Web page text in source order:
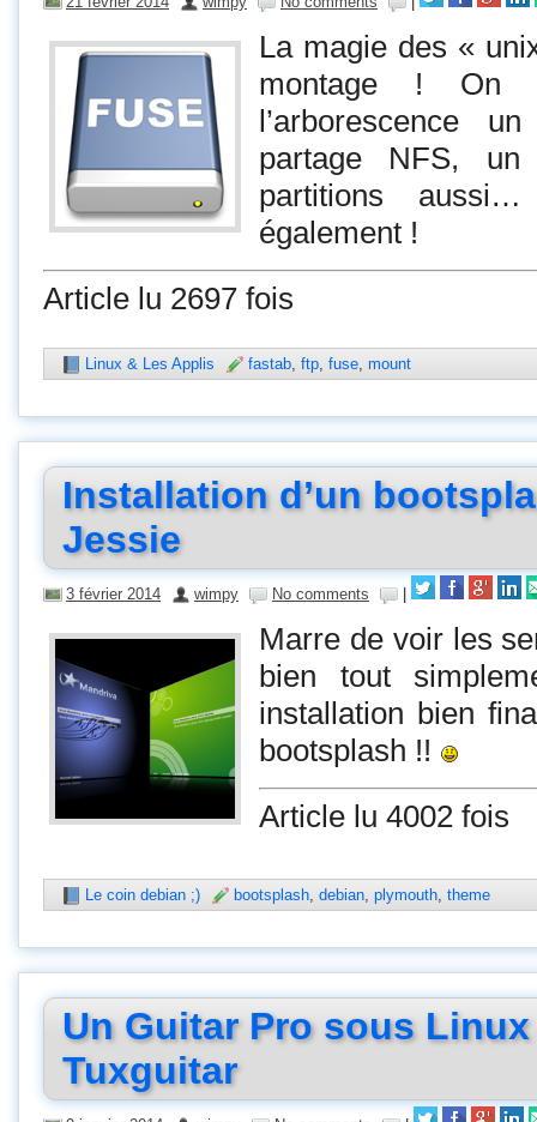
La magie des «
montage ! On
l’arborescence
partage NFS,
partitions
également !
Article lu 2697 fois
Linux & Les Applis fastab ftp fuse mount
Installation d’un
Jessie
3 février 2014 wimpy No comments
Marre de voir les
bien tout
installation bien
bootsplash !!
Article lu 4002 fois
Le coin debian ;) bootsplash debian plymouth theme
Un Guitar Pro sous
Tuxguitar